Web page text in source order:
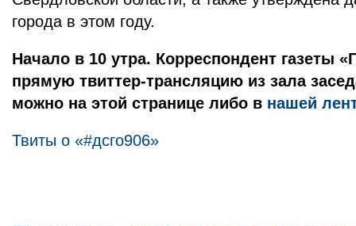
города в этом году.
Начало в 10 утра. Корреспондент газеты
прямую твиттер-трансляцию из зала
можно на этой странице либо в нашей
Твиты о «#дсго906»